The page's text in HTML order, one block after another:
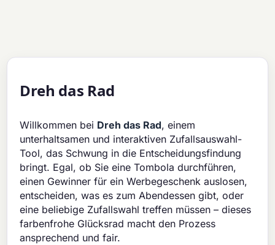
Dreh das Rad
Willkommen bei Dreh das Rad, einem
unterhaltsamen und interaktiven Zufallsauswahl-
Tool, das Schwung in die Entscheidungsfindung
bringt. Egal, ob Sie eine Tombola durchführen,
einen Gewinner für ein Werbegeschenk auslosen,
entscheiden, was es zum Abendessen gibt, oder
eine beliebige Zufallswahl treffen müssen – dieses
farbenfrohe Glücksrad macht den Prozess
ansprechend und fair.